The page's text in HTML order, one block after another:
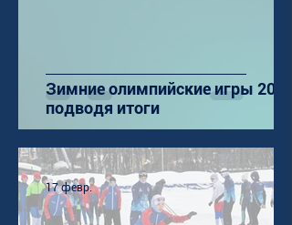
Зимние олимпийские игры 2026:
подводя итоги
17 февр.